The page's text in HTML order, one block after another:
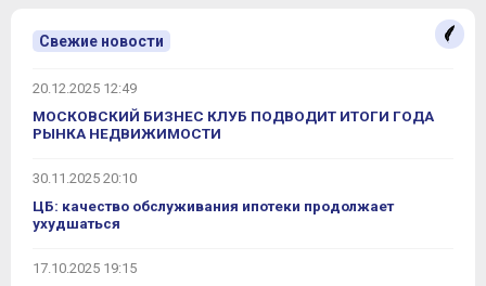
Свежие новости
20.12.2025 12:49
МОСКОВСКИЙ БИЗНЕС КЛУБ ПОДВОДИТ ИТОГИ ГОДА
РЫНКА НЕДВИЖИМОСТИ
30.11.2025 20:10
ЦБ: качество обслуживания ипотеки продолжает
ухудшаться
17.10.2025 19:15